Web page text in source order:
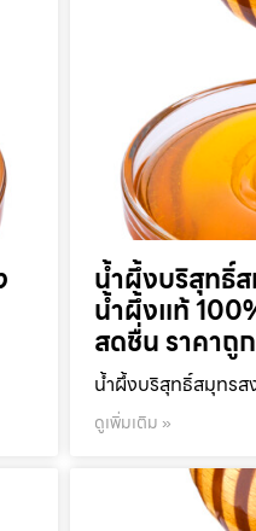
น้ำผึ้งบริสุทธิ์
น้ำผึ้งแท้
สดชื่น ราคาถูก
น้ำผึ้งบริสุทธิ์สมุทรส
ดูเพิ่มเติม »